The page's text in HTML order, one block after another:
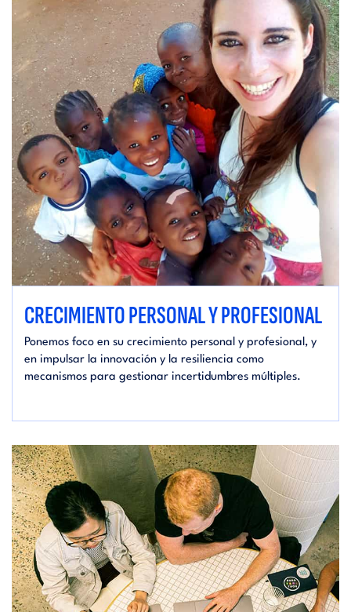
CRECIMIENTO PERSONAL Y PROFESIONAL
Ponemos foco en su crecimiento personal y profesional, y
en impulsar la innovación y la resiliencia como
mecanismos para gestionar incertidumbres múltiples.